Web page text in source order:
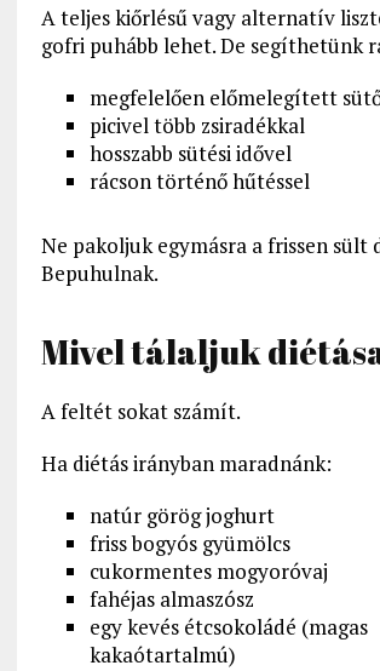
A teljes kiőrlésű vagy alternatív
gofri puhább lehet. De segíthetünk
megfelelően előmelegített
picivel több zsiradékkal
hosszabb sütési idővel
rácson történő hűtéssel
Ne pakoljuk egymásra a frissen sült
Bepuhulnak.
Mivel tálaljuk
A feltét sokat számít.
Ha diétás irányban maradnánk:
natúr görög joghurt
friss bogyós gyümölcs
cukormentes mogyoróvaj
fahéjas almaszósz
egy kevés étcsokoládé (magas
kakaótartalmú)